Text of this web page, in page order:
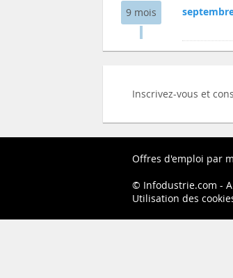
9 mois
Inscrivez-vous et
Offres d'emploi par
Infodustrie.com
Utilisation des